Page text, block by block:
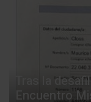
Tras la
Encuentro